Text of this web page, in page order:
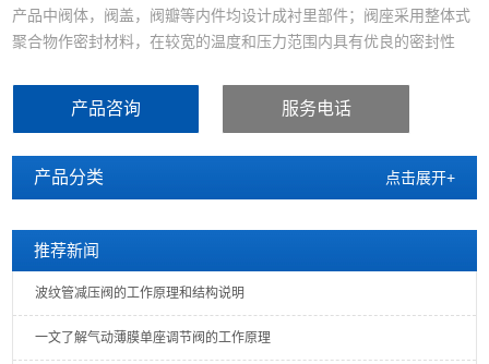
产品中阀体，阀盖，阀瓣等内件均设计成衬里部件；阀座采用整体式
聚合物作密封材料，在较宽的温度和压力范围内具有优良的密封性
成，有利于阀门的开度控制和维修。
产品咨询 服务电话
产品分类 点击展开+
推荐新闻
波纹管减压阀的工作原理和结构说明
一文了解气动薄膜单座调节阀的工作原理